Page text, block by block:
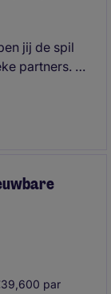
jij de spil
partners. Je
een
par